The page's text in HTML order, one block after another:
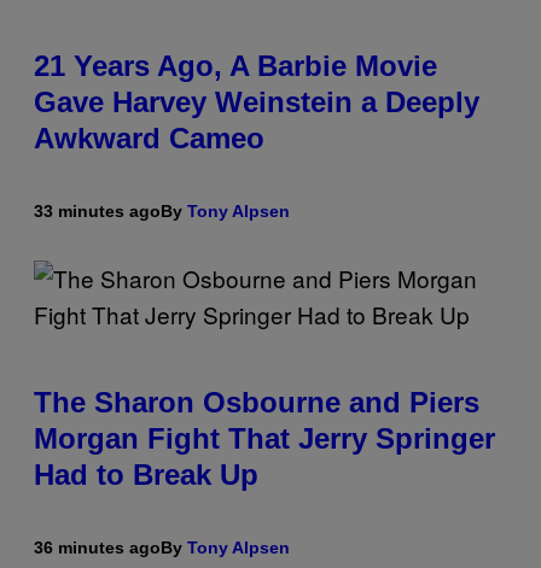
21 Years Ago, A Barbie Movie
Gave Harvey Weinstein a Deeply
Awkward Cameo
33 minutes agoBy Tony Alpsen
The Sharon Osbourne and Piers
Morgan Fight That Jerry Springer
Had to Break Up
36 minutes agoBy Tony Alpsen